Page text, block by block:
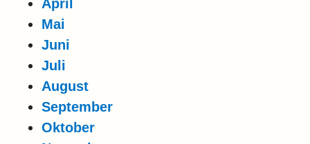
April
Mai
Juni
Juli
August
September
Oktober